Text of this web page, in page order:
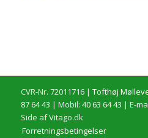
CVR-Nr. 72011716 | Tofthøj
87 64 43 | Mobil: 40 63 64 43 | E-
Side af Vitago.dk
Forretningsbetingelser